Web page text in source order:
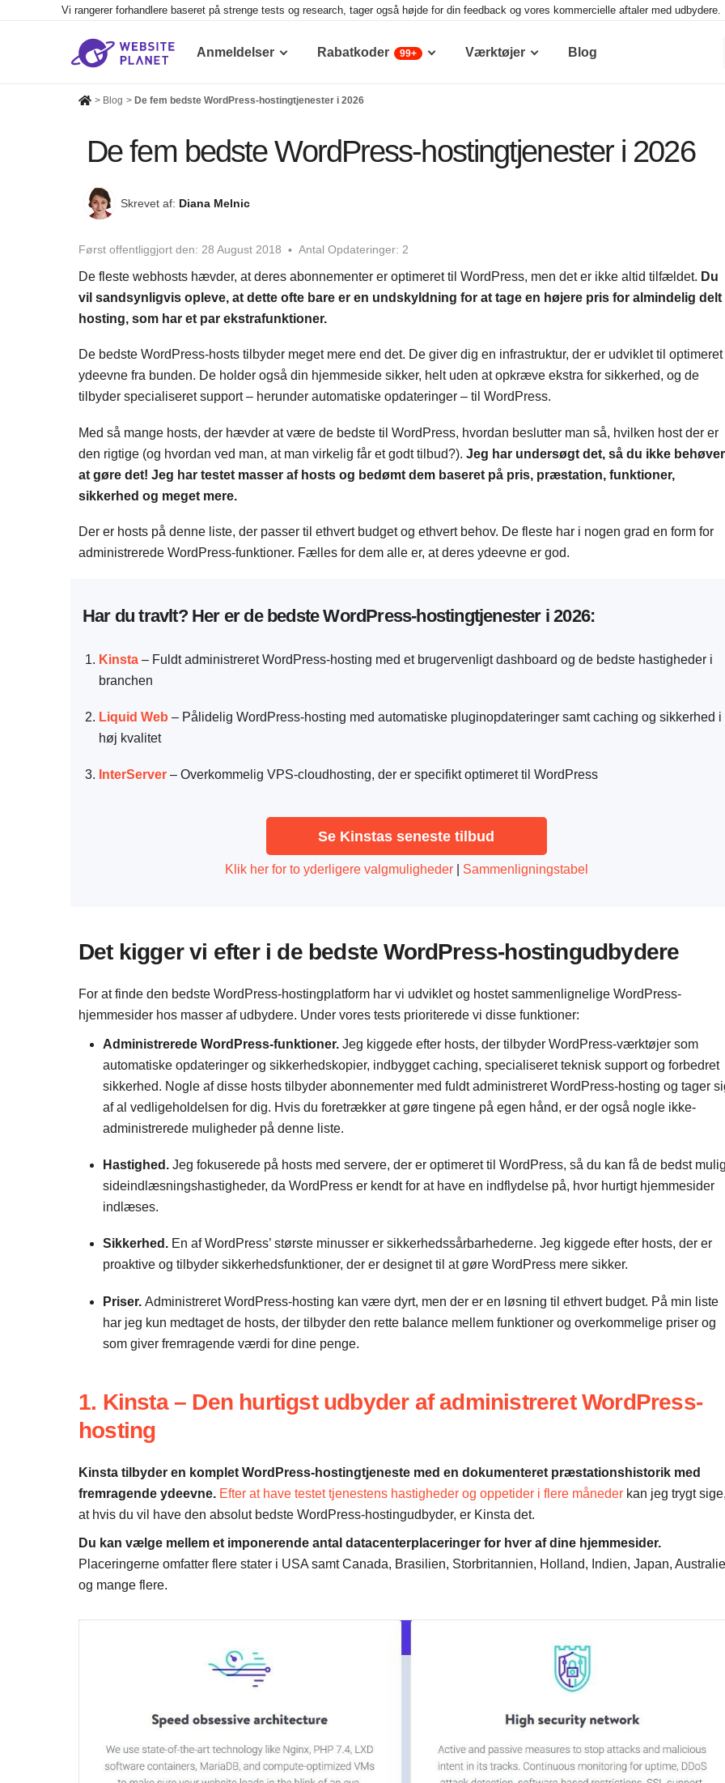
Vi rangerer forhandlere baseret på strenge tests og research, tager også højde for din feedback og vores kommercielle aftaler med
Anmeldelser Rabatkoder 99+ Værktøjer Blog
> Blog > De fem bedste WordPress-hostingtjenester i 2026
De fem bedste WordPress-hostingtjenester i 2026
Skrevet af: Diana Melnic
Først offentliggjort den: 28 August 2018 Antal Opdateringer: 2
De fleste webhosts hævder, at deres abonnementer er optimeret til WordPress, men det er ikke altid tilfældet. Du
vil sandsynligvis opleve, at dette ofte bare er en undskyldning for at tage en højere pris for almindelig delt
hosting, som har et par ekstrafunktioner.
De bedste WordPress-hosts tilbyder meget mere end det. De giver dig en infrastruktur, der er udviklet til optimeret
ydeevne fra bunden. De holder også din hjemmeside sikker, helt uden at opkræve ekstra for sikkerhed, og de
tilbyder specialiseret support – herunder automatiske opdateringer – til WordPress.
Med så mange hosts, der hævder at være de bedste til WordPress, hvordan beslutter man så, hvilken host der er
den rigtige (og hvordan ved man, at man virkelig får et godt tilbud?). Jeg har undersøgt det, så du ikke behøver
at gøre det! Jeg har testet masser af hosts og bedømt dem baseret på pris, præstation, funktioner,
sikkerhed og meget mere.
Der er hosts på denne liste, der passer til ethvert budget og ethvert behov. De fleste har i nogen grad en form for
administrerede WordPress-funktioner. Fælles for dem alle er, at deres ydeevne er god.
Har du travlt? Her er de bedste WordPress-hostingtjenester i 2026:
Kinsta – Fuldt administreret WordPress-hosting med et brugervenligt dashboard og de bedste hastigheder i
branchen
Liquid Web – Pålidelig WordPress-hosting med automatiske pluginopdateringer samt caching og sikkerhed i
høj kvalitet
InterServer – Overkommelig VPS-cloudhosting, der er specifikt optimeret til WordPress
‌Se Kinstas seneste tilbud
Klik her for to yderligere valgmuligheder| Sammenligningstabel
Det kigger vi efter i de bedste WordPress-hostingudbydere
For at finde den bedste WordPress-hostingplatform har vi udviklet og hostet sammenlignelige WordPress-
hjemmesider hos masser af udbydere. Under vores tests prioriterede vi disse funktioner:
Administrerede WordPress-funktioner. Jeg kiggede efter hosts, der tilbyder WordPress-værktøjer som
automatiske opdateringer og sikkerhedskopier, indbygget caching, specialiseret teknisk support og forbedret
sikkerhed. Nogle af disse hosts tilbyder abonnementer med fuldt administreret WordPress-hosting og tager
af al vedligeholdelsen for dig. Hvis du foretrækker at gøre tingene på egen hånd, er der også nogle ikke-
administrerede muligheder på denne liste.
Hastighed. Jeg fokuserede på hosts med servere, der er optimeret til WordPress, så du kan få de bedst
sideindlæsningshastigheder, da WordPress er kendt for at have en indflydelse på, hvor hurtigt hjemmesider
indlæses.
Sikkerhed. En af WordPress’ største minusser er sikkerhedssårbarhederne. Jeg kiggede efter hosts, der er
proaktive og tilbyder sikkerhedsfunktioner, der er designet til at gøre WordPress mere sikker.
Priser. Administreret WordPress-hosting kan være dyrt, men der er en løsning til ethvert budget. På min liste
har jeg kun medtaget de hosts, der tilbyder den rette balance mellem funktioner og overkommelige priser og
som giver fremragende værdi for dine penge.
1. Kinsta – Den hurtigst udbyder af administreret WordPress-
hosting
Kinsta tilbyder en komplet WordPress-hostingtjeneste med en dokumenteret præstationshistorik med
fremragende ydeevne. Efter at have testet tjenestens hastigheder og oppetider i flere måneder kan jeg trygt
at hvis du vil have den absolut bedste WordPress-hostingudbyder, er Kinsta det.
Du kan vælge mellem et imponerende antal datacenterplaceringer for hver af dine hjemmesider.
Placeringerne omfatter flere stater i USA samt Canada, Brasilien, Storbritannien, Holland, Indien, Japan,
og mange flere.